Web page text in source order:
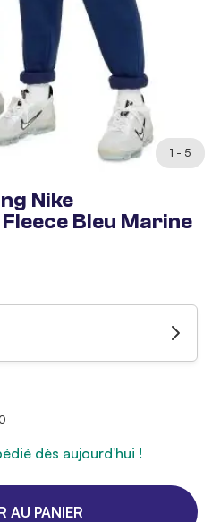
1 - 5
Nike
Bleu Marine
dès aujourd'hui !
AU PANIER